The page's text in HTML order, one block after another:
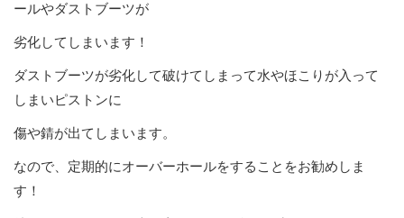
ールやダストブーツが
劣化してしまいます！
ダストブーツが劣化して破けてしまって水やほこりが入って
しまいピストンに
傷や錆が出てしまいます。
なので、定期的にオーバーホールをすることをお勧めしま
す！